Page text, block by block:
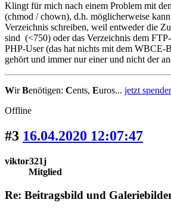
Klingt für mich nach einem Problem mit
(chmod / chown), d.h. möglicherweise
Verzeichnis schreiben, weil entweder die
sind (<750) oder das Verzeichnis dem
PHP-User (das hat nichts mit dem WBCE-
gehört und immer nur einer und nicht der
WirBenötigen: Cents, Euros... jetzt
Offline
#3 16.04.2020 12:07:47
viktor321j
Mitglied
Re: Beitragsbild und